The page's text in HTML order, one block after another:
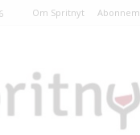
Om Spritnyt